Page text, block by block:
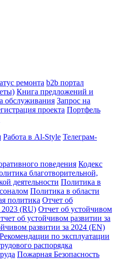
ремонта b2b портал
Книга предложений и
обслуживания Запрос на
проекта Портфель
Работа в Al-Style Телеграм-
поведения Кодекс
благотворительной,
деятельности Политика в
Политика в области
политика Отчет об
2023 (RU) Отчет об устойчивом
об устойчивом развитии за
развитии за 2024 (EN)
Рекомендации по эксплуатации
распорядка
Пожарная Безопасность